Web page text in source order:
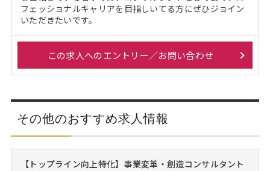
フェッショナルキャリアを目指しいてる方にぜひジョイン
いただきたいです。
この求人へのエントリー／お問い合わせ
その他のおすすめ求人情報
【トップライン向上特化】事業変革・創造コンサルタント